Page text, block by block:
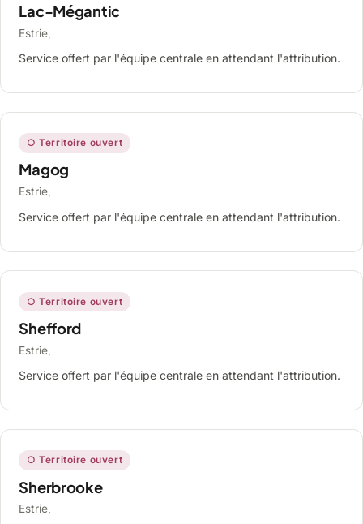
Lac-Mégantic
Estrie,
Service offert par l'équipe centrale en attendant l'attribution.
○ Territoire ouvert
Magog
Estrie,
Service offert par l'équipe centrale en attendant l'attribution.
○ Territoire ouvert
Shefford
Estrie,
Service offert par l'équipe centrale en attendant l'attribution.
○ Territoire ouvert
Sherbrooke
Estrie,